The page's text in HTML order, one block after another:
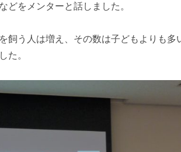
どをメンターと話しました。
飼う人は増え、その数は子どもよりも
た。